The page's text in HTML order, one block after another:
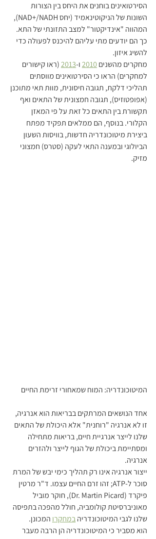
הסירטואינים בוחנים את היחס בין הצורות
השונות של הניקוטינאמיד (יחס NAD+/NADH),
המהווה "אינדיקטור" למצב התזונתי של התא.
כך הם יודעים מתי עליהם להיכנס לפעולה כדי
להשיג איזון.
מחקרים מהשנים 2010 ו-2013 (ראו קישורים
למחקרים) הראו כי הסירטואינים מווסתים
תהליכי דלקת, תגובה חיסונית, מוות תאי מתוכנן
(אפופטוזיס), תגובה חמצונית של התאים ואף
תקשורת בין התאים כל זאת על פי המאזן
הקלורי. בנוסף, הם ממלאים תפקיד מפתח
ביצירת מיטוכונדריה חדשות, בוויסות השעון
הביולוגי ובמענה התאי לעקה (סטרס) חמצוני
מזיק.
המיטוכונדריה: המוח שמאחורי זרימת החיים
אחד הנושאים המרתקים בבריאות הוא אנרגיה,
זו לא אנרגיה "רוחנית" אלא היכולת של התאים
שלנו לייצר אנרגיית חיים, בריאות מתחילה
ומסתיימת ביכולת של הגוף לייצר ולהזרים
אנרגיה.
ייצור אנרגיה אינו רק תהליך כימי יבש של המרת
סוכר ל-ATP; זהו זרם החיים עצמו. ד"ר מרטין
פיקרד (Dr. Martin Picard), חוקר מוביל
מאוניברסיטת קולומביה, חולל מהפכה בתפיסה
שלנו לגבי המיטוכונדריה במחקרו המכונן.
הוא מסביר כי המיטוכונדריה הן הרבה מעבר